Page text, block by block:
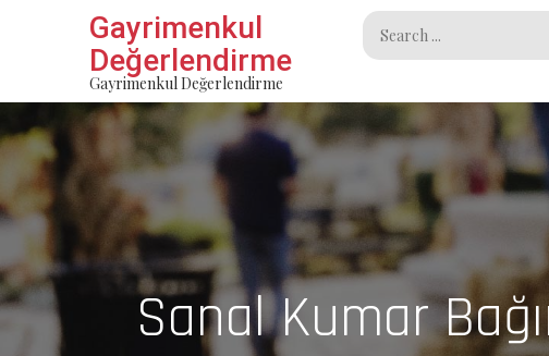
Gayrimenkul
Değerlendirme
Gayrimenkul Değerlendirme
Search
for:
Sanal Kumar